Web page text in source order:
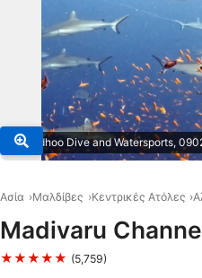
© Rasdhoo Dive and Watersports,
Ασία Μαλδίβες Κεντρικές Ατόλες
Madivaru
★★★★★ (5,759)